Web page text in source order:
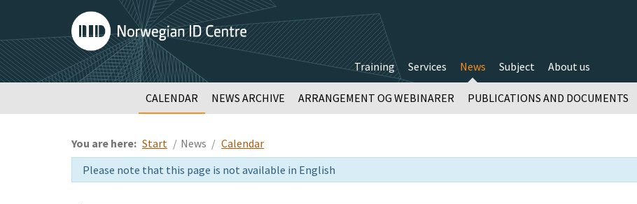
Training Services News
CALENDAR NEWS ARCHIVE ARRANGEMENT OG WEBINARER PUBLICATIONS AND DOCUMENTS
Subject About us
You are here: Start News Calendar
Please note that this page is not available in English